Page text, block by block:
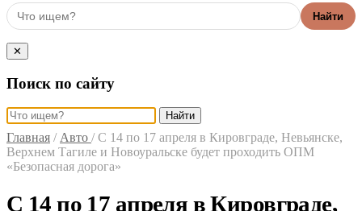
Найти
✕
Поиск по сайту
Найти
Главная / Авто / С 14 по 17 апреля в Кировграде, Невьянске,
Верхнем Тагиле и Новоуральске будет проходить ОПМ
«Безопасная дорога»
С 14 по 17 апреля в Кировграде,